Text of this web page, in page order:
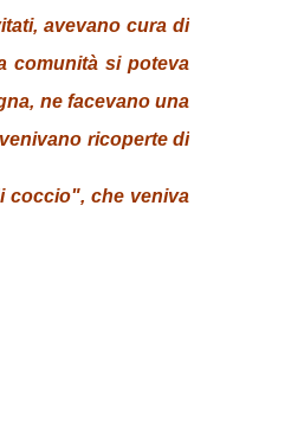
avevano cura di
comunità si poteva
ne facevano una
ricoperte di
coccio", che veniva